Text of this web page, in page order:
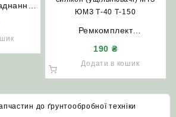
з
Ремкомплект
ЮМЗ Т-40 Т-150
190 ₴
Додати в кошик
до ґрунтообробної техніки